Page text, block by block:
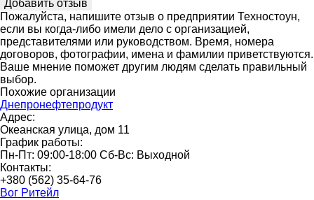
Пожалуйста, напишите отзыв о предприятии Техностоун,
если вы когда-либо имели дело с организацией,
представителями или руководством. Время, номера
договоров, фотографии, имена и фамилии приветствуются.
Ваше мнение поможет другим людям сделать правильный
выбор.
Похожие организации
Днепронефтепродукт
Адрес:
Океанская улица, дом 11
График работы:
Пн-Пт: 09:00-18:00 Сб-Вс: Выходной
Контакты:
+380 (562) 35-64-76
Вог Ритейл